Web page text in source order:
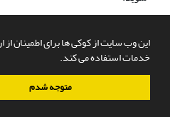
این وب سایت از کوکی ها برای اطمینان از
خدمات استفاده می کند.
متوجه شدم
سامانه مدیریت نشریات علمی.طراحی و